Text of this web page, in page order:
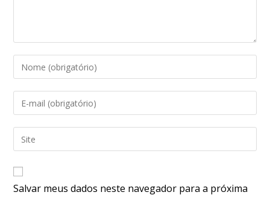
Salvar meus dados neste navegador para a próxima